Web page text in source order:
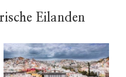
Eilanden